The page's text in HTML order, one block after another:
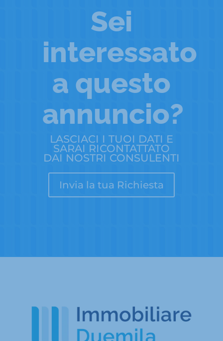
Sei
interessato
a questo
annuncio?
LASCIACI I TUOI DATI E
SARAI RICONTATTATO
DAI NOSTRI CONSULENTI
Invia la tua Richiesta